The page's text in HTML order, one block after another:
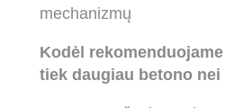
mechanizmų
Kodėl
tiek daugiau betono